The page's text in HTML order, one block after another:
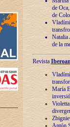
de
de
Natalia
de la
Revista
María
Antón